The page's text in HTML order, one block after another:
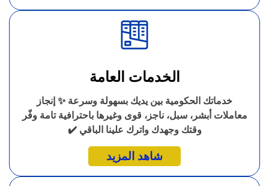
الخدمات العامة
خدماتك الحكومية بين يديك بسهولة وسرعة ✨ إنجاز
معاملات أبشر، سبل، ناجز، قوى وغيرها باحترافية تامة وفّر
وقتك وجهدك واترك علينا الباقي ✔️
شاهد المزيد